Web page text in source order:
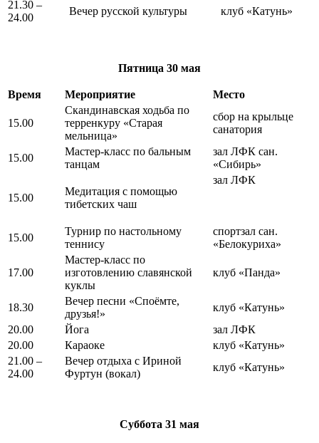
21.30 –
24.00
Вечер русской культуры клуб «Катунь»
Пятница 30 мая
Время Мероприятие Место
15.00
Скандинавская ходьба по
терренкуру «Старая
мельница»
сбор на крыльце
санатория
15.00
Мастер-класс по бальным
танцам
зал ЛФК сан.
«Сибирь»
15.00
Медитация с помощью
тибетских чаш
зал ЛФК
15.00
Турнир по настольному
теннису
спортзал сан.
«Белокуриха»
17.00
Мастер-класс по
изготовлению славянской
куклы
клуб «Панда»
18.30
Вечер песни «Споёмте,
друзья!»
клуб «Катунь»
20.00
Йога
зал ЛФК
20.00
Караоке
клуб «Катунь»
21.00 –
24.00
Вечер отдыха с Ириной
Фуртун (вокал)
клуб «Катунь»
Суббота 31 мая